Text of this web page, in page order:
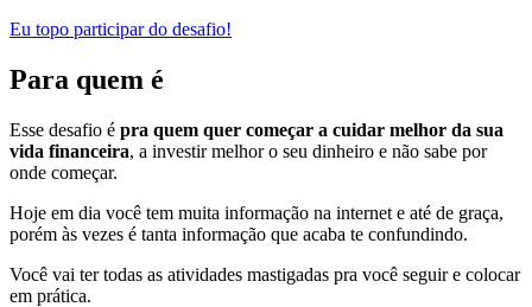
Eu topo participar do desafio!
Para quem é
Esse desafio é pra quem quer começar a cuidar melhor da sua
vida financeira, a investir melhor o seu dinheiro e não sabe por
onde começar.
Hoje em dia você tem muita informação na internet e até de graça,
porém às vezes é tanta informação que acaba te confundindo.
Você vai ter todas as atividades mastigadas pra você seguir e colocar
em prática.